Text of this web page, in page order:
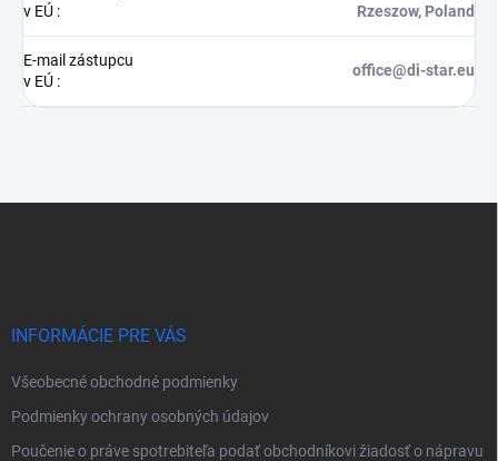
v EÚ :
Rzeszow, Poland
E-mail zástupcu
v EÚ :
office@di-star.eu
INFORMÁCIE PRE VÁS
Všeobecné obchodné podmienky
Podmienky ochrany osobných údajov
Poučenie o práve spotrebiteľa podať obchodníkovi žiadosť o nápravu